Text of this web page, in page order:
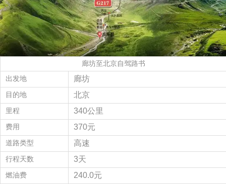
景点 签证 酒店
精彩游记 旅行攻略 走进新疆
经营许可证 当地玩乐 会员中心
旅游问答
廊坊至北京自驾路书
出发地
廊坊
目的地 北京
里程 340公里
费用 370元
道路类型 高速
行程天数 3天
燃油费 240.0元